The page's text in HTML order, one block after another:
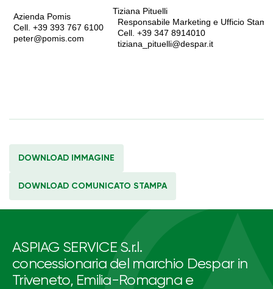
Azienda Pomis
Cell. +39 393 767 6100
peter@pomis.com
Tiziana Pituelli
Responsabile Marketing e Ufficio
Cell. +39 347 8914010
tiziana_pituelli@despar.it
DOWNLOAD IMMAGINE
DOWNLOAD COMUNICATO STAMPA
ASPIAG SERVICE S.r.l.
concessionaria del marchio Despar in
Triveneto, Emilia-Romagna e